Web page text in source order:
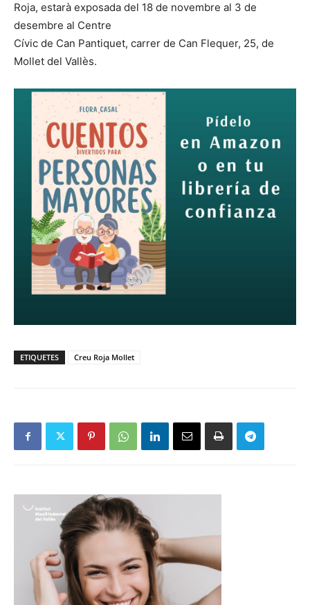
Roja, estarà exposada del 18 de novembre al 3 de
desembre al Centre
Cívic de Can Pantiquet, carrer de Can Flequer, 25, de
Mollet del Vallès.
ETIQUETES Creu Roja Mollet